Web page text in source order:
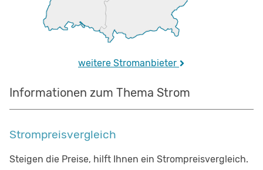
weitere Stromanbieter
Informationen zum Thema Strom
Strompreisvergleich
Steigen die Preise, hilft Ihnen ein Strompreisvergleich.